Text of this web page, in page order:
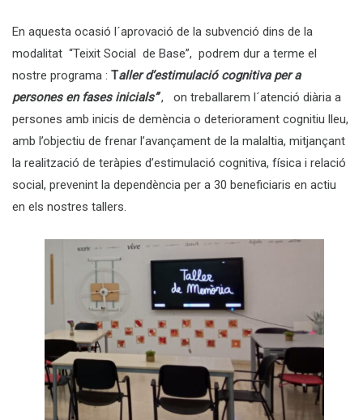
En aquesta ocasió l´aprovació de la subvenció dins de la
modalitat “Teixit Social de Base”, podrem dur a terme el
nostre programa : Taller d’estimulació cognitiva per a
persones en fases inicials”, on treballarem l´atenció diària a
persones amb inicis de demència o deteriorament cognitiu lleu,
amb l’objectiu de frenar l’avançament de la malaltia, mitjançant
la realització de teràpies d’estimulació cognitiva, física i relació
social, prevenint la dependència per a 30 beneficiaris en actiu
en els nostres tallers.